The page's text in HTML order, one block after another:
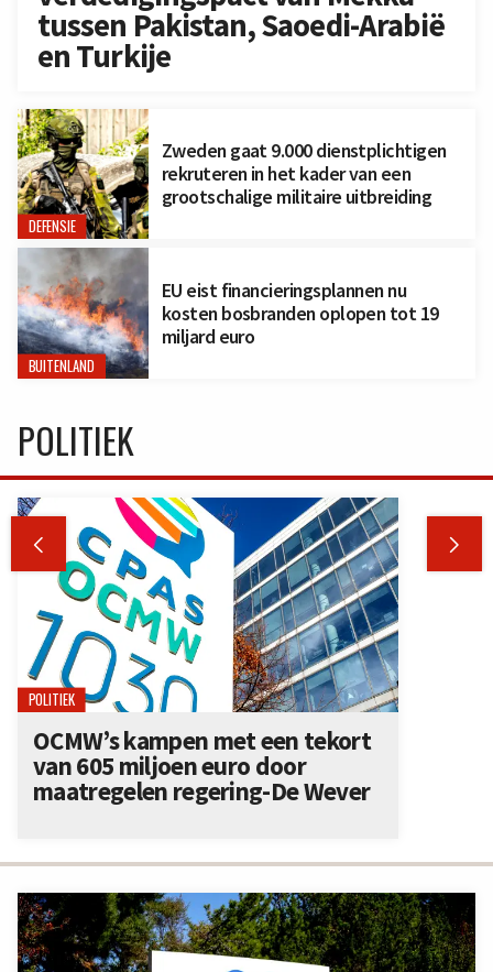
tussen Pakistan, Saoedi-Arabië
en Turkije
DEFENSIE
Zweden gaat 9.000 dienstplichtigen
rekruteren in het kader van een
grootschalige militaire uitbreiding
BUITENLAND
EU eist financieringsplannen nu
kosten bosbranden oplopen tot 19
miljard euro
POLITIEK
 
POLITIEK
OCMW’s kampen met een tekort
van 605 miljoen euro door
maatregelen regering-De Wever